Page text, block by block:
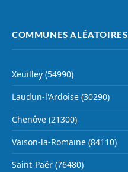
COMMUNES ALÉATOIRES
Xeuilley (54990)
Laudun-l'Ardoise (30290)
Chenôve (21300)
Vaison-la-Romaine (84110)
Saint-Paër (76480)